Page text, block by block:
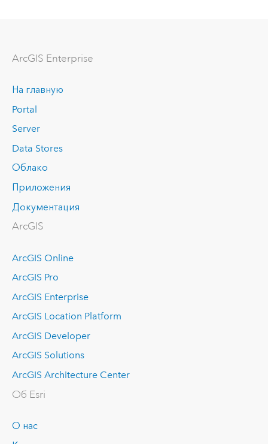
ArcGIS Enterprise
На главную
Portal
Server
Data Stores
Облако
Приложения
Документация
ArcGIS
ArcGIS Online
ArcGIS Pro
ArcGIS Enterprise
ArcGIS Location Platform
ArcGIS Developer
ArcGIS Solutions
ArcGIS Architecture Center
Об Esri
О нас